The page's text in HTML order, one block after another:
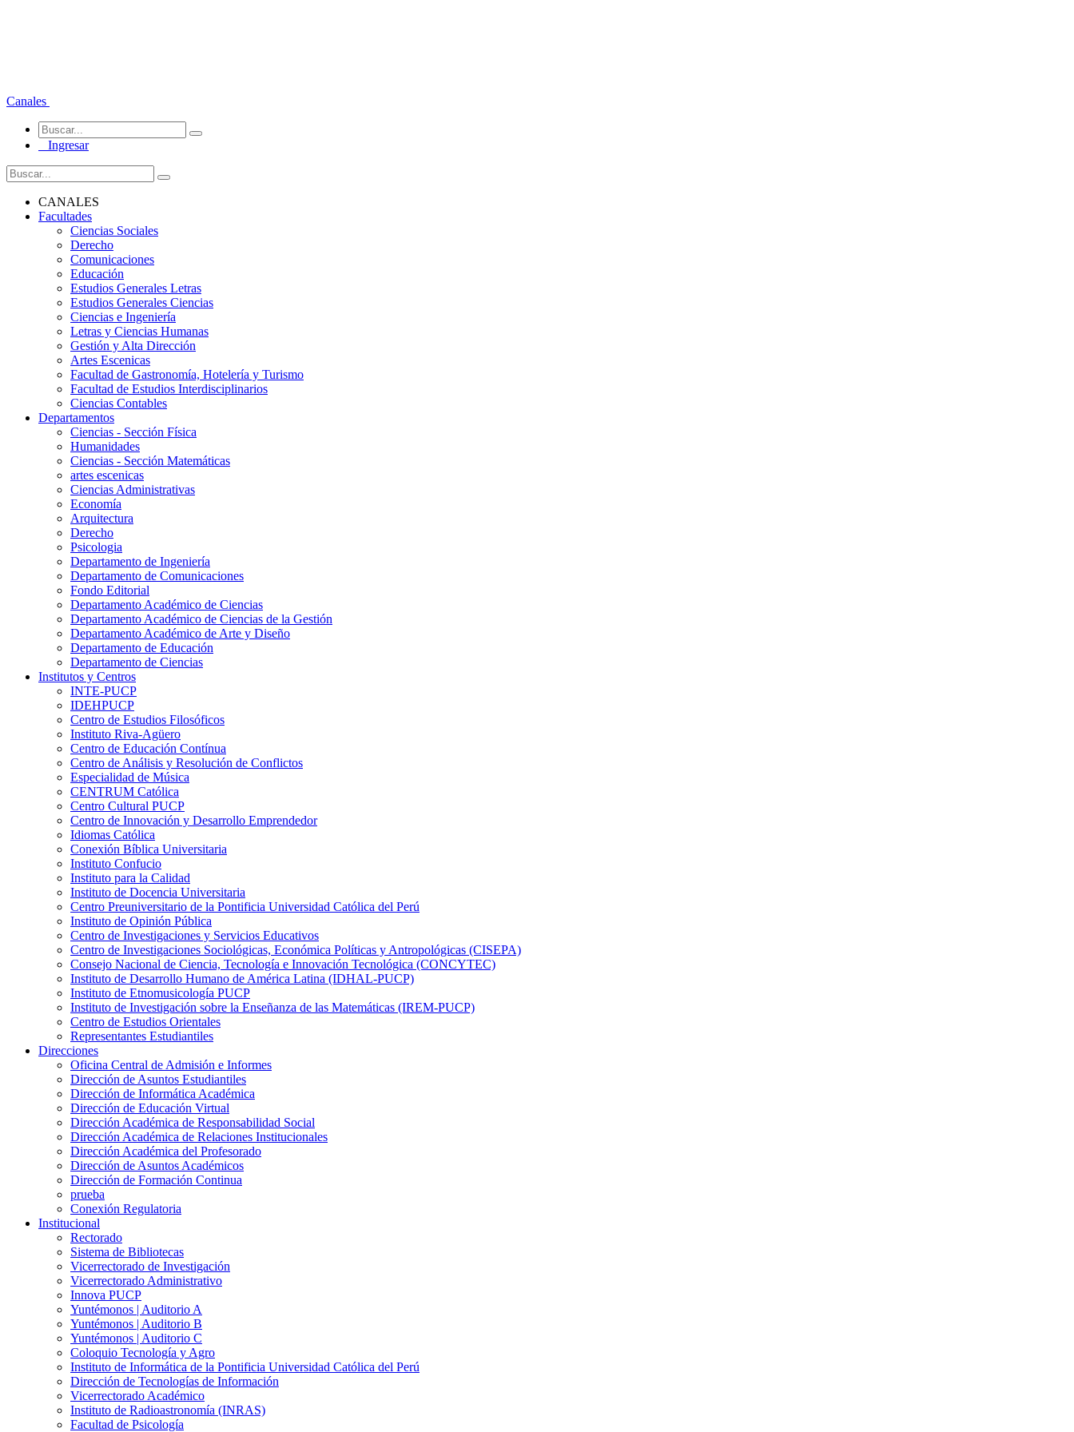
Canales
Ingresar
CANALES
Facultades
Ciencias Sociales
Derecho
Comunicaciones
Educación
Estudios Generales Letras
Estudios Generales Ciencias
Ciencias e Ingeniería
Letras y Ciencias Humanas
Gestión y Alta Dirección
Artes Escenicas
Facultad de Gastronomía, Hotelería y Turismo
Facultad de Estudios Interdisciplinarios
Ciencias Contables
Departamentos
Ciencias - Sección Física
Humanidades
Ciencias - Sección Matemáticas
artes escenicas
Ciencias Administrativas
Economía
Arquitectura
Derecho
Psicologia
Departamento de Ingeniería
Departamento de Comunicaciones
Fondo Editorial
Departamento Académico de Ciencias
Departamento Académico de Ciencias de la Gestión
Departamento Académico de Arte y Diseño
Departamento de Educación
Departamento de Ciencias
Institutos y Centros
INTE-PUCP
IDEHPUCP
Centro de Estudios Filosóficos
Instituto Riva-Agüero
Centro de Educación Contínua
Centro de Análisis y Resolución de Conflictos
Especialidad de Música
CENTRUM Católica
Centro Cultural PUCP
Centro de Innovación y Desarrollo Emprendedor
Idiomas Católica
Conexión Bíblica Universitaria
Instituto Confucio
Instituto para la Calidad
Instituto de Docencia Universitaria
Centro Preuniversitario de la Pontificia Universidad Católica del Perú
Instituto de Opinión Pública
Centro de Investigaciones y Servicios Educativos
Centro de Investigaciones Sociológicas, Económica Políticas y Antropológicas (CISEPA)
Consejo Nacional de Ciencia, Tecnología e Innovación Tecnológica (CONCYTEC)
Instituto de Desarrollo Humano de América Latina (IDHAL-PUCP)
Instituto de Etnomusicología PUCP
Instituto de Investigación sobre la Enseñanza de las Matemáticas (IREM-PUCP)
Centro de Estudios Orientales
Representantes Estudiantiles
Direcciones
Oficina Central de Admisión e Informes
Dirección de Asuntos Estudiantiles
Dirección de Informática Académica
Dirección de Educación Virtual
Dirección Académica de Responsabilidad Social
Dirección Académica de Relaciones Institucionales
Dirección Académica del Profesorado
Dirección de Asuntos Académicos
Dirección de Formación Continua
prueba
Conexión Regulatoria
Institucional
Rectorado
Sistema de Bibliotecas
Vicerrectorado de Investigación
Vicerrectorado Administrativo
Innova PUCP
Yuntémonos | Auditorio A
Yuntémonos | Auditorio B
Yuntémonos | Auditorio C
Coloquio Tecnología y Agro
Instituto de Informática de la Pontificia Universidad Católica del Perú
Dirección de Tecnologías de Información
Vicerrectorado Académico
Instituto de Radioastronomía (INRAS)
Facultad de Psicología